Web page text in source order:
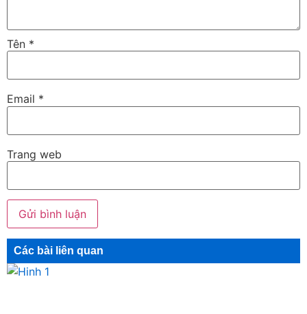
Tên *
Email *
Trang web
Các bài liên quan